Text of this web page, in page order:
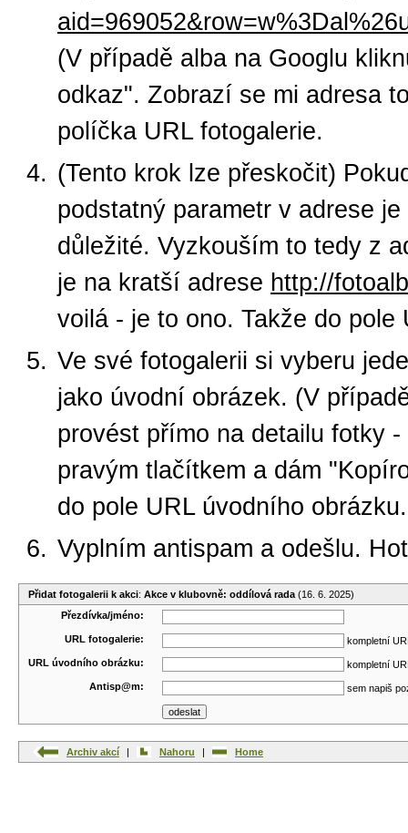
(V případě alba na Googlu
odkaz". Zobrazí se mi adresa
políčka URL fotogalerie.
(Tento krok lze přeskočit)
podstatný parametr v adrese
důležité. Vyzkouším to tedy z
je na kratší adrese http://
voilá - je to ono. Takže do
Ve své fotogalerii si vyberu
jako úvodní obrázek. (V
provést přímo na detailu fotky
pravým tlačítkem a dám
do pole URL úvodního obrázku.
Vyplním antispam a odešlu.
Přidat fotogalerii k akci: Akce v klubovně: oddílová rada (16. 6. 2025)
Přezdívka/jméno:
URL fotogalerie:
kompletní
URL úvodního obrázku:
kompletní
Antisp@m:
sem napiš
Archiv akcí | Nahoru | Home